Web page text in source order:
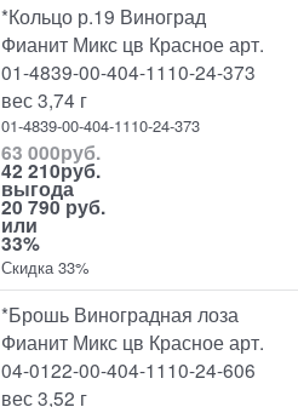
*Кольцо р.19 Виноград
Фианит Микс цв Красное арт.
01-4839-00-404-1110-24-373
вес 3,74 г
01-4839-00-404-1110-24-373
63 000руб.
42 210руб.
выгода
20 790 руб.
или
33%
Скидка 33%
*Брошь Виноградная лоза
Фианит Микс цв Красное арт.
04-0122-00-404-1110-24-606
вес 3,52 г